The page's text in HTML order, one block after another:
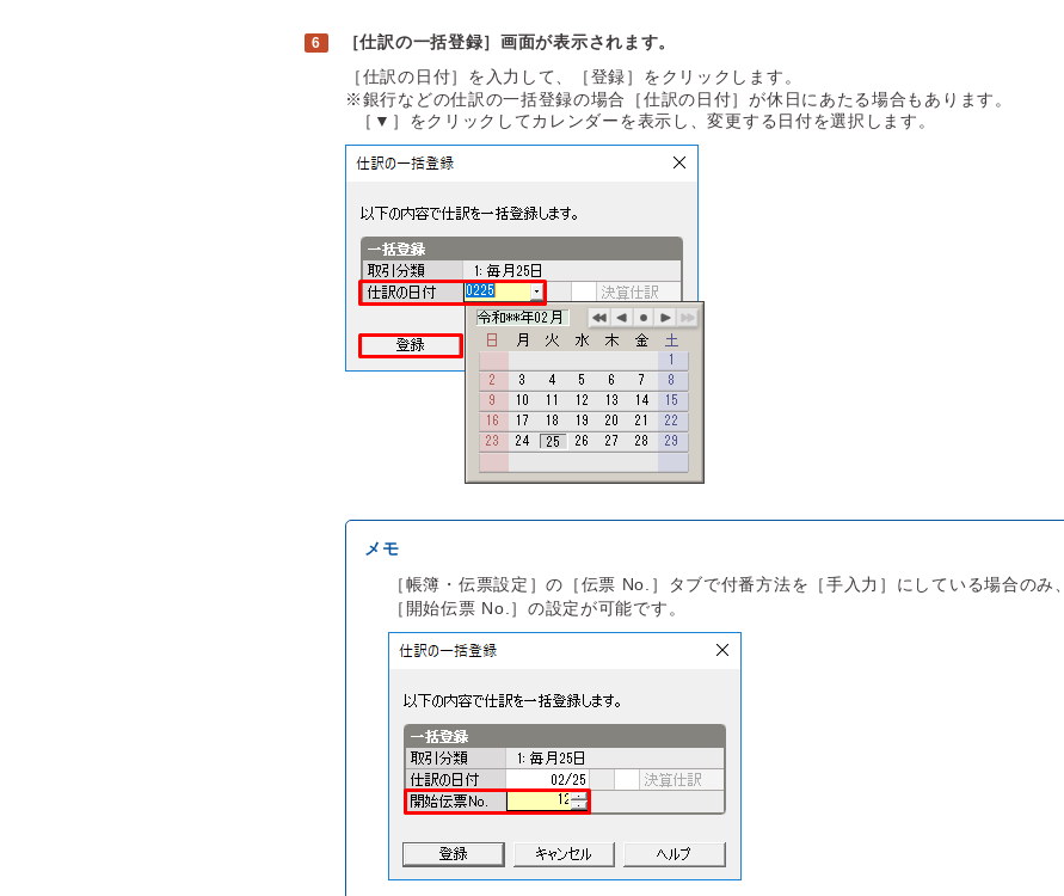
［仕訳の一括登録］画面が表示されます。
［仕訳の日付］を入力して、［登録］をクリックします。
※銀行などの仕訳の一括登録の場合［仕訳の日付］が休日にあたる場合もあります。
［▼］をクリックしてカレンダーを表示し、変更する日付を選択します。
［帳簿・伝票設定］の［伝票 No.］タブで付番方法を［手入力］にしている場合のみ、
［開始伝票 No.］の設定が可能です。